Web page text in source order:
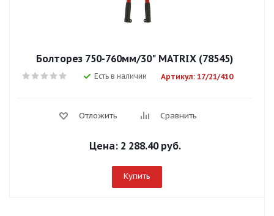
Болторез 750-760мм/30" MATRIX (78545)
Есть в наличии Артикул: 17/21/410
Отложить Сравнить
Цена: 2 288.40 руб.
Купить